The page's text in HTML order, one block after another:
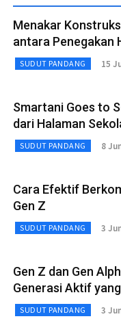
Menakar
antara Penegakan
SUDUT PANDANG 15
Smartani Goes to
dari Halaman
SUDUT PANDANG 8
Cara Efektif
Gen Z
SUDUT PANDANG 3
Gen Z dan Gen
Generasi Aktif
SUDUT PANDANG 3